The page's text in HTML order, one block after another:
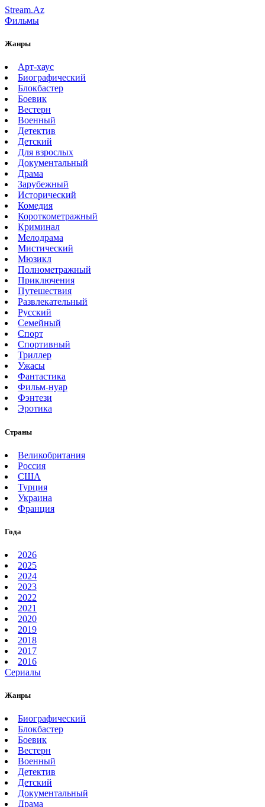
Stream.Az
Фильмы
Жанры
Арт-хаус
Биографический
Блокбастер
Боевик
Вестерн
Военный
Детектив
Детский
Для взрослых
Документальный
Драма
Зарубежный
Исторический
Комедия
Короткометражный
Криминал
Мелодрама
Мистический
Мюзикл
Полнометражный
Приключения
Путешествия
Развлекательный
Русский
Семейный
Спорт
Спортивный
Триллер
Ужасы
Фантастика
Фильм-нуар
Фэнтези
Эротика
Страны
Великобритания
Россия
США
Турция
Украина
Франция
Года
2026
2025
2024
2023
2022
2021
2020
2019
2018
2017
2016
Сериалы
Жанры
Биографический
Блокбастер
Боевик
Вестерн
Военный
Детектив
Детский
Документальный
Драма